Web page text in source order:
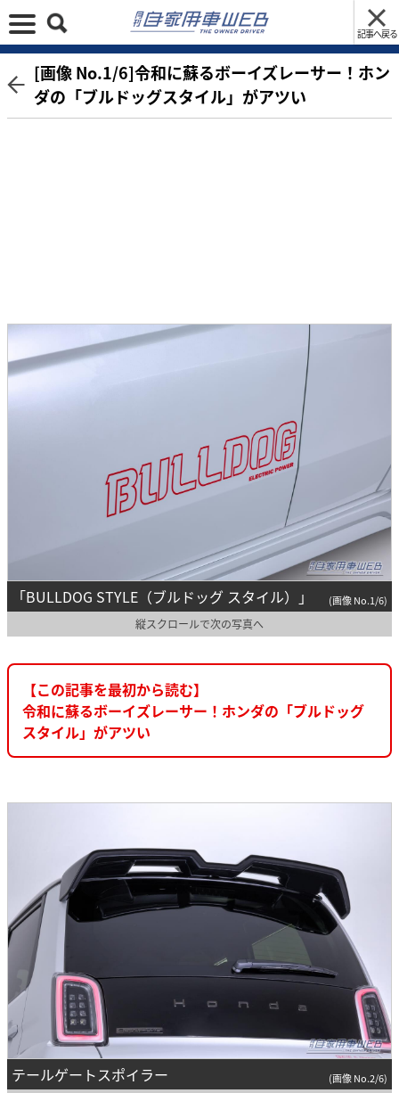
記事へ戻る
[画像 No.1/6]令和に蘇るボーイズレーサー！ホン
ダの「ブルドッグスタイル」がアツい
「BULLDOG STYLE（ブルドッグ スタイル）」 (画像 No.1/6)
縦スクロールで次の写真へ
【この記事を最初から読む】
令和に蘇るボーイズレーサー！ホンダの「ブルドッグ
スタイル」がアツい
テールゲートスポイラー (画像 No.2/6)